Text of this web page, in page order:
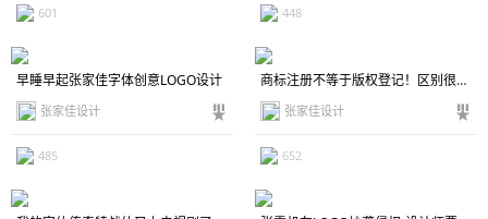
601 448
早睡早起张家佳字体创意LOGO设计
张家佳设计
485
商标注册不等于版权登记！区别很大大大大大！
张家佳设计
652